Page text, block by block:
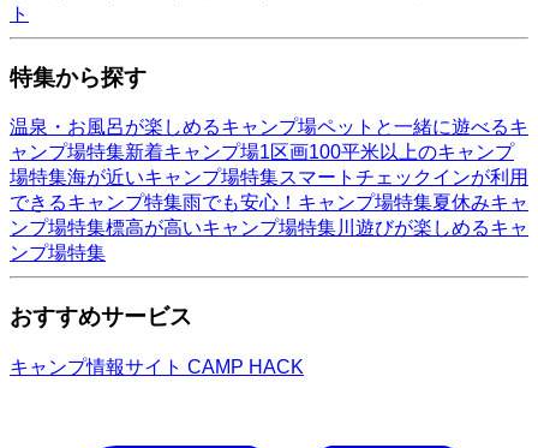
ト
特集から探す
温泉・お風呂が楽しめるキャンプ場ペットと一緒に遊べるキ
ャンプ場特集新着キャンプ場1区画100平米以上のキャンプ
場特集海が近いキャンプ場特集スマートチェックインが利用
できるキャンプ特集雨でも安心！キャンプ場特集夏休みキャ
ンプ場特集標高が高いキャンプ場特集川遊びが楽しめるキャ
ンプ場特集
おすすめサービス
キャンプ情報サイト CAMP HACK